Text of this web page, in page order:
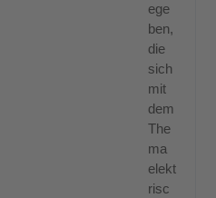
ege
ben,
die
sich
mit
dem
The
ma
elekt
risc